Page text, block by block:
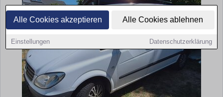
Alle Cookies akzeptieren Alle Cookies ablehnen
Einstellungen Datenschutzerklärung